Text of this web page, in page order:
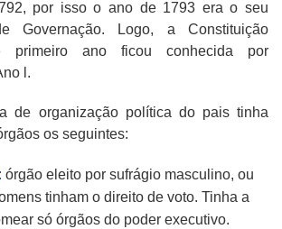
por isso o ano de 1793 era o seu
Governação. Logo, a Constituição
primeiro ano ficou conhecida por
l.
de organização política do pais tinha
os seguintes:
órgão eleito por sufrágio masculino, ou
tinham o direito de voto. Tinha a
só órgãos do poder executivo.